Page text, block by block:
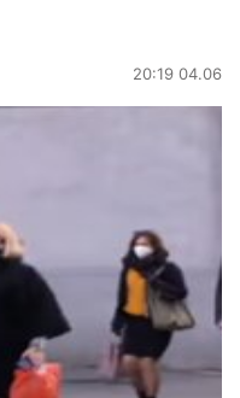
20:19 04.06